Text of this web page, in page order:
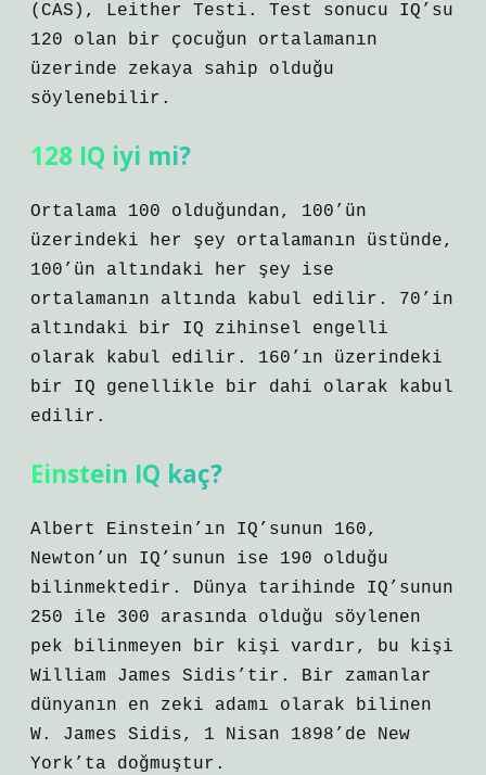
(CAS), Leither Testi. Test sonucu IQ’su
120 olan bir çocuğun ortalamanın
üzerinde zekaya sahip olduğu
söylenebilir.
128 IQ iyi mi?
Ortalama 100 olduğundan, 100’ün
üzerindeki her şey ortalamanın üstünde,
100’ün altındaki her şey ise
ortalamanın altında kabul edilir. 70’in
altındaki bir IQ zihinsel engelli
olarak kabul edilir. 160’ın üzerindeki
bir IQ genellikle bir dahi olarak kabul
edilir.
Einstein IQ kaç?
Albert Einstein’ın IQ’sunun 160,
Newton’un IQ’sunun ise 190 olduğu
bilinmektedir. Dünya tarihinde IQ’sunun
250 ile 300 arasında olduğu söylenen
pek bilinmeyen bir kişi vardır, bu kişi
William James Sidis’tir. Bir zamanlar
dünyanın en zeki adamı olarak bilinen
W. James Sidis, 1 Nisan 1898’de New
York’ta doğmuştur.